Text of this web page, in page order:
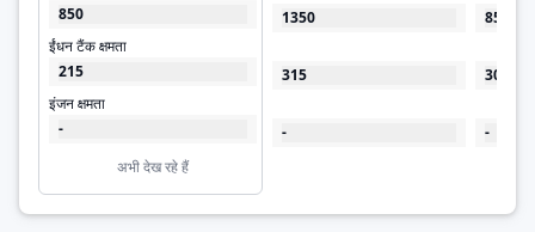
850
ईंधन टैंक क्षमता
215
इंजन क्षमता
-
अभी देख रहे हैं
1350
315
-
850
300
-